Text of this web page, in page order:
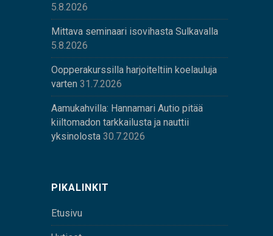
5.8.2026
Mittava seminaari isovihasta Sulkavalla
5.8.2026
Oopperakurssilla harjoiteltiin koelauluja
varten 31.7.2026
Aamukahvilla: Hannamari Autio pitää
kiiltomadon tarkkailusta ja nauttii
yksinolosta 30.7.2026
PIKALINKIT
Etusivu